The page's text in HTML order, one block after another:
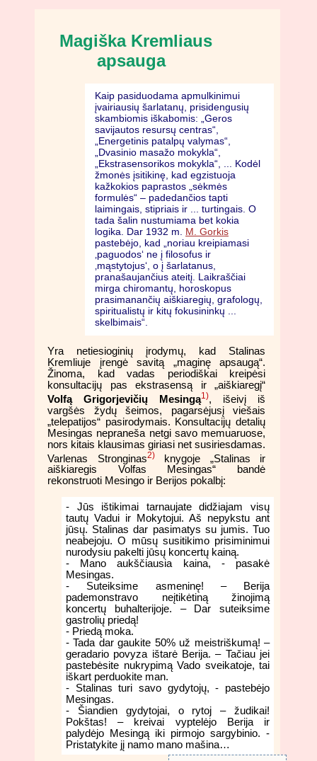
Magiška Kremliaus
apsauga
Kaip pasiduodama apmulkinimui
įvairiausių šarlatanų, prisidengusių
skambiomis iškabomis: „Geros
savijautos resursų centras“,
„Energetinis patalpų valymas“,
„Dvasinio masažo mokykla“,
„Ekstrasensorikos mokykla“, ... Kodėl
žmonės įsitikinę, kad egzistuoja
kažkokios paprastos „sėkmės
formulės“ – padedančios tapti
laimingais, stipriais ir ... turtingais. O
tada šalin nustumiama bet kokia
logika. Dar 1932 m. M. Gorkis
pastebėjo, kad „noriau kreipiamasi
‚paguodos‘ ne į filosofus ir
‚mąstytojus‘, o į šarlatanus,
pranašaujančius ateitį. Laikraščiai
mirga chiromantų, horoskopus
prasimanančių aiškiaregių, grafologų,
spiritualistų ir kitų fokusininkų ...
skelbimais“.
Yra netiesioginių įrodymų, kad Stalinas
Kremliuje įrengė savitą „maginę apsaugą“.
Žinoma, kad vadas periodiškai kreipėsi
konsultacijų pas ekstrasensą ir „aiškiaregį“
Volfą Grigorjevičių Mesingą1), išeivį iš
vargšės žydų šeimos, pagarsėjusį viešais
„telepatijos“ pasirodymais. Konsultacijų detalių
Mesingas nepraneša netgi savo memuaruose,
nors kitais klausimas giriasi net susiriesdamas.
Varlenas Stronginas2)knygoje „Stalinas ir
aiškiaregis Volfas Mesingas“ bandė
rekonstruoti Mesingo ir Berijos pokalbį:
- Jūs ištikimai tarnaujate didžiajam visų
tautų Vadui ir Mokytojui. Aš nepykstu ant
jūsų. Stalinas dar pasimatys su jumis. Tuo
neabejoju. O mūsų susitikimo prisiminimui
nurodysiu pakelti jūsų koncertų kainą.
- Mano aukščiausia kaina, - pasakė
Mesingas.
- Suteiksime asmeninę! – Berija
pademonstravo neįtikėtiną žinojimą
koncertų buhalterijoje. – Dar suteiksime
gastrolių priedą!
- Priedą moka.
- Tada dar gaukite 50% už meistriškumą! –
geradario povyza ištarė Berija. – Tačiau jei
pastebėsite nukrypimą Vado sveikatoje, tai
iškart perduokite man.
- Stalinas turi savo gydytojų, - pastebėjo
Mesingas.
- Šiandien gydytojai, o rytoj – žudikai!
Pokštas! – kreivai vyptelėjo Berija ir
palydėjo Mesingą iki pirmojo sargybinio. -
Pristatykite jį namo mano mašina…